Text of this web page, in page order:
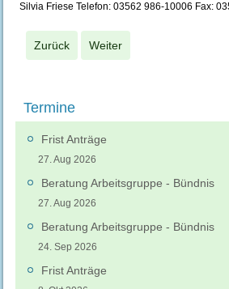
Silvia Friese Telefon: 03562 986-10006 Fax:
Zurück Weiter
Termine
Frist Anträge
27. Aug 2026
Beratung Arbeitsgruppe - Bündnis
27. Aug 2026
Beratung Arbeitsgruppe - Bündnis
24. Sep 2026
Frist Anträge